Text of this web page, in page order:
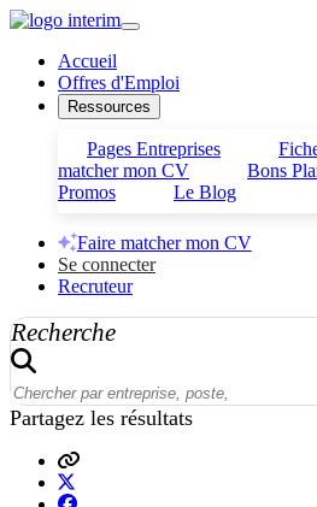
Accueil
Offres d'Emploi
Ressources
Pages Entreprises
matcher mon CV
Bons
Promos
Le Blog
Faire matcher mon CV
Se connecter
Recruteur
Recherche
Partagez les résultats